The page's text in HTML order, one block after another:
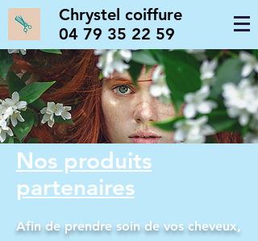
Chrystel coiffure
04 79 35 22 59
Nos produits
partenaires
Afin de prendre soin de vos cheveux,